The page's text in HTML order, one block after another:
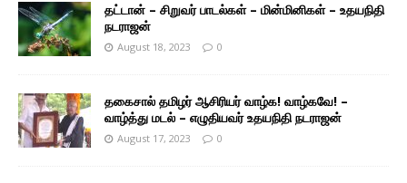
தட்டான் – சிறுவர் பாடல்கள் – மின்மினிகள் – உதயநிதி
நடராஜன்
August 18, 2023 0
தகைசால் தமிழர் ஆசிரியர் வாழ்க! வாழ்கவே! –
வாழ்த்து மடல் – எழுதியவர் உதயநிதி நடராஜன்
August 17, 2023 0